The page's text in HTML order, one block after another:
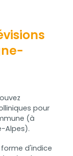
pour
(à
Alpes).
d'indice